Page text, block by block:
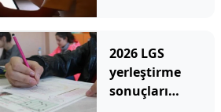
başarısız
olabiliyor
2026 LGS
yerleştirme
sonuçları